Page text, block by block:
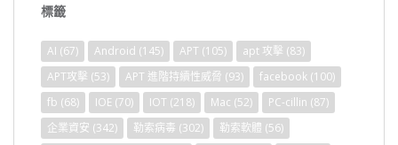
標籤
AI (67) Android (145) APT (105) apt 攻擊 (83)
APT攻擊 (53) APT 進階持續性威脅 (93) facebook (100)
fb (68) IOE (70) IOT (218) Mac (52) PC-cillin (87)
企業資安 (342) 勒索病毒 (302) 勒索軟體 (56)